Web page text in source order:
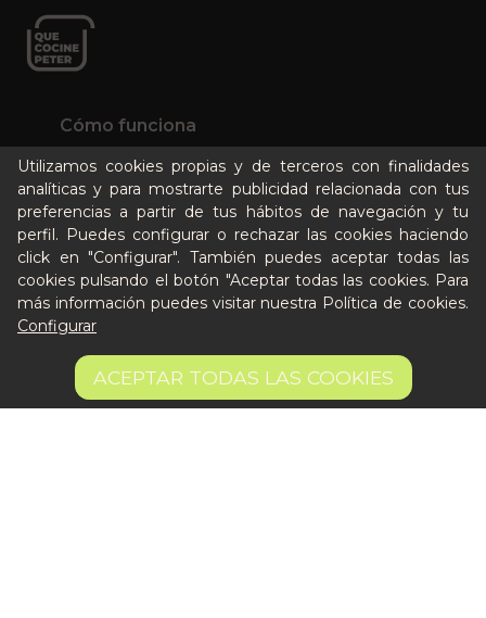
8,75 € AÑADIR A LA CESTA
Utilizamos cookies propias y de terceros con finalidades
analíticas y para mostrarte publicidad relacionada con tus
preferencias a partir de tus hábitos de navegación y tu
perfil. Puedes configurar o rechazar las cookies haciendo
click en "Configurar". También puedes aceptar todas las
cookies pulsando el botón "Aceptar todas las cookies. Para
más información puedes visitar nuestra Política de cookies.
Configurar
ACEPTAR TODAS LAS COOKIES
Cómo funciona
Nuestros planes
Casos de éxito
Soy un particular
Quién es Peter
Recursos / Blog
Cultura
Llámanos al 644 52 51 02
Escríbenos al Whatsapp
Escríbenos al correo